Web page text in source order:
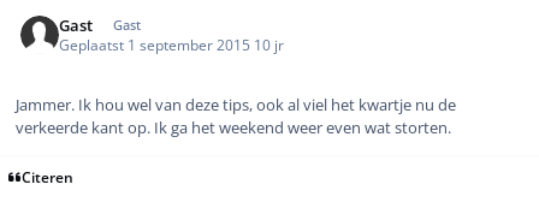
Gast Gast
Geplaatst 1 september 2015 10 jr
Jammer. Ik hou wel van deze tips, ook al viel het kwartje nu de
verkeerde kant op. Ik ga het weekend weer even wat storten.
Citeren